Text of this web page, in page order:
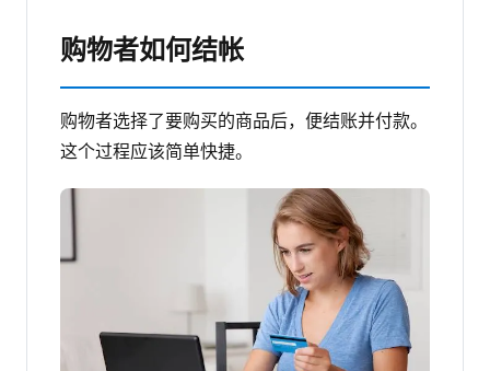
购物者如何结帐
购物者选择了要购买的商品后，便结账并付款。
这个过程应该简单快捷。